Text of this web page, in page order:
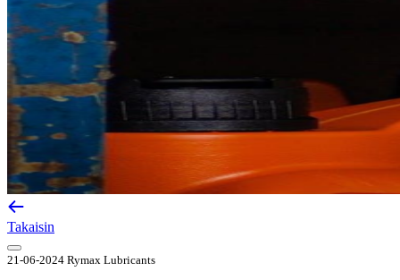
Takaisin
21-06-2024 Rymax Lubricants